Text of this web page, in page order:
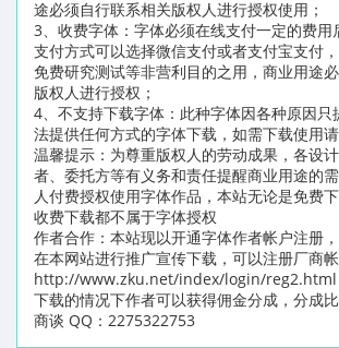
途必须自行联系相关版权人进行授权使用；
3、收费字体：字体必须在线支付一定的费用
支付方式可以选择微信支付或者支付宝支付
免费研究测试等非营利目的之用，商业用途
版权人进行授权；
4、不支持下载字体：此种字体因各种原因只
法提供任何方式的字体下载，如需下载使用
温馨提示：为尊重版权人的劳动成果，各设
者、委托方等有义务和责任提醒商业用途的
人付费授权使用字体作品，本站无论是免费
收费下载都不属于字体授权
作者合作：本站现以开通字体作者帐户注册
在本网站进行推广宣传下载，可以注册厂商
http://www.zku.net/index/login/reg2.html
下载的情况下作者可以获得佣金分成，分成
商谈 QQ：2275322753